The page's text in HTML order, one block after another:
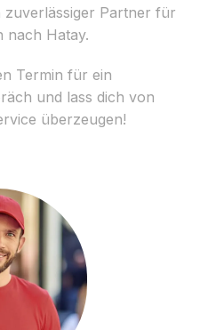
zuverlässiger Partner für
nach Hatay.
Termin für ein
und lass dich von
überzeugen!